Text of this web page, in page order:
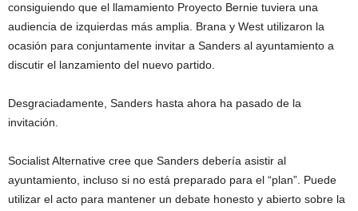
consiguiendo que el llamamiento Proyecto Bernie tuviera una
audiencia de izquierdas más amplia. Brana y West utilizaron la
ocasión para conjuntamente invitar a Sanders al ayuntamiento a
discutir el lanzamiento del nuevo partido.
Desgraciadamente, Sanders hasta ahora ha pasado de la
invitación.
Socialist Alternative cree que Sanders debería asistir al
ayuntamiento, incluso si no está preparado para el “plan”. Puede
utilizar el acto para mantener un debate honesto y abierto sobre la